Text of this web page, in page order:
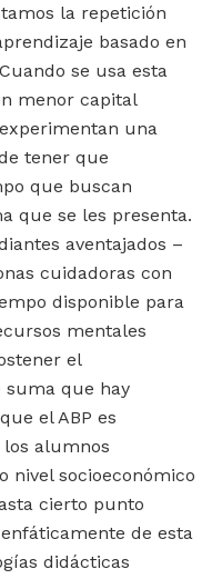
la repetición
basado en
se usa esta
menor capital
una
tener que
que buscan
que se les presenta.
aventajados –
cuidadoras con
disponible para
mentales
el
suma que hay
el ABP es
alumnos
nivel socioeconómico
cierto punto
de esta
didácticas